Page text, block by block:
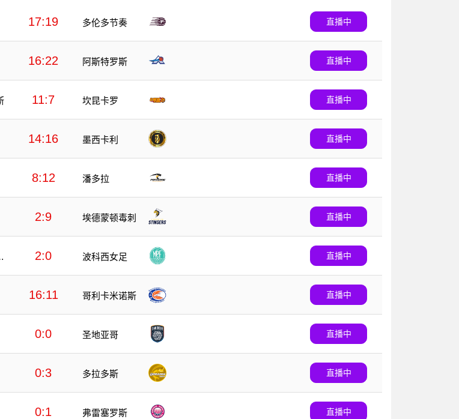
17:19 多伦多节奏 直播中
16:22 阿斯特罗斯 直播中
11:7 坎昆卡罗 直播中
14:16 墨西卡利 直播中
8:12 潘多拉 直播中
2:9 埃德蒙顿毒刺 直播中
2:0 波科西女足 直播中
16:11 哥利卡米诺斯 直播中
0:0 圣地亚哥 直播中
0:3 多拉多斯 直播中
0:1 弗雷塞罗斯 直播中